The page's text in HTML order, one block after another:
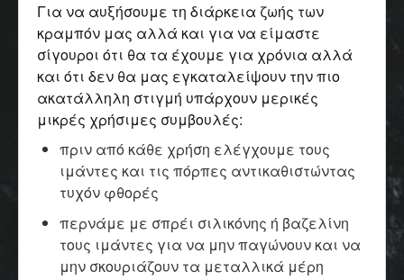
Για να αυξήσουμε τη διάρκεια ζωής των
κραμπόν μας αλλά και για να είμαστε
σίγουροι ότι θα τα έχουμε για χρόνια αλλά
και ότι δεν θα μας εγκαταλείψουν την πιο
ακατάλληλη στιγμή υπάρχουν μερικές
μικρές χρήσιμες συμβουλές:
πριν από κάθε χρήση ελέγχουμε τους
ιμάντες και τις πόρπες αντικαθιστώντας
τυχόν φθορές
περνάμε με σπρέι σιλικόνης ή βαζελίνη
τους ιμάντες για να μην παγώνουν και να
μην σκουριάζουν τα μεταλλικά μέρη